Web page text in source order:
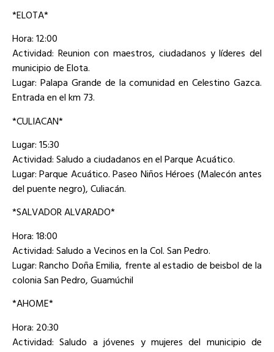
*ELOTA*
Hora: 12:00
Actividad: Reunion con maestros, ciudadanos y líderes del
municipio de Elota.
Lugar: Palapa Grande de la comunidad en Celestino Gazca.
Entrada en el km 73.
*CULIACAN*
Lugar: 15:30
Actividad: Saludo a ciudadanos en el Parque Acuático.
Lugar: Parque Acuático. Paseo Niños Héroes (Malecón antes
del puente negro), Culiacán.
*SALVADOR ALVARADO*
Hora: 18:00
Actividad: Saludo a Vecinos en la Col. San Pedro.
Lugar: Rancho Doña Emilia, frente al estadio de beisbol de la
colonia San Pedro, Guamúchil
*AHOME*
Hora: 20:30
Actividad: Saludo a jóvenes y mujeres del municipio de